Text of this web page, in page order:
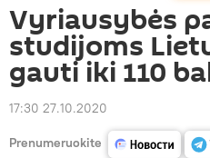
Vyriausybės
studijoms
gauti iki 110
17:30 27.10.2020
Prenumeruokite